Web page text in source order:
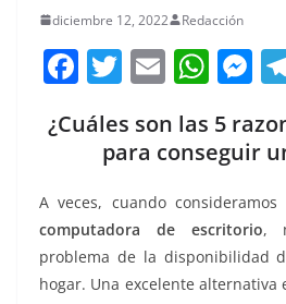
diciembre 12, 2022 Redacción
F
c
b
o
o
T
itt
er
E
ai
l
W
at
s
A
p
p
M
ss
e
n
g
er
¿Cuáles son las 5
para conseguir
A veces, cuando
computadora de escritorio,
problema de la disponibilidad
hogar. Una excelente alternativa